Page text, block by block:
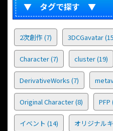
▼ タグで探す ▼
2次創作 (7) 3DCGavatar
Character(7) cluster(19)
DerivativeWorks (7)
Original Character(8) PFP
イベント (14) オリジナル